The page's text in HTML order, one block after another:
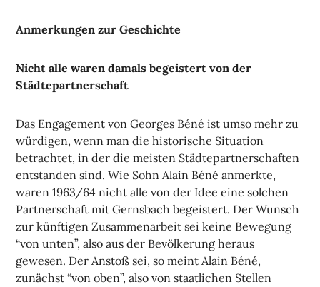
Anmerkungen zur Geschichte
Nicht alle waren damals begeistert von der
Städtepartnerschaft
Das Engagement von Georges Béné ist umso mehr zu
würdigen, wenn man die historische Situation
betrachtet, in der die meisten Städtepartnerschaften
entstanden sind. Wie Sohn Alain Béné anmerkte,
waren 1963/64 nicht alle von der Idee eine solchen
Partnerschaft mit Gernsbach begeistert. Der Wunsch
zur künftigen Zusammenarbeit sei keine Bewegung
“von unten”, also aus der Bevölkerung heraus
gewesen. Der Anstoß sei, so meint Alain Béné,
zunächst “von oben”, also von staatlichen Stellen